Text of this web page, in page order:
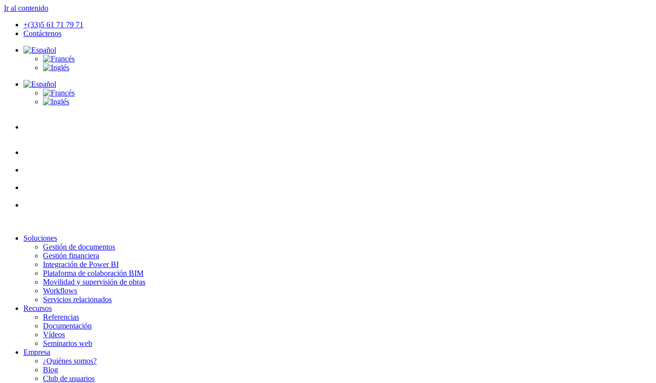
Ir al contenido
+(33)5 61 71 79 71
Contáctenos
Soluciones
Gestión de documentos
Gestión financiera
Integración de Power BI
Plataforma de colaboración BIM
Movilidad y supervisión de obras
Workflows
Servicios relacionados
Recursos
Referencias
Documentación
Vídeos
Seminarios web
Empresa
¿Quiénes somos?
Blog
Club de usuarios